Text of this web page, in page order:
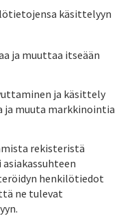
käsittelyyn
ja muuttaa itseään
ja käsittely
ja muuta markkinointia
rekisteristä
henkilötiedot
ne tulevat